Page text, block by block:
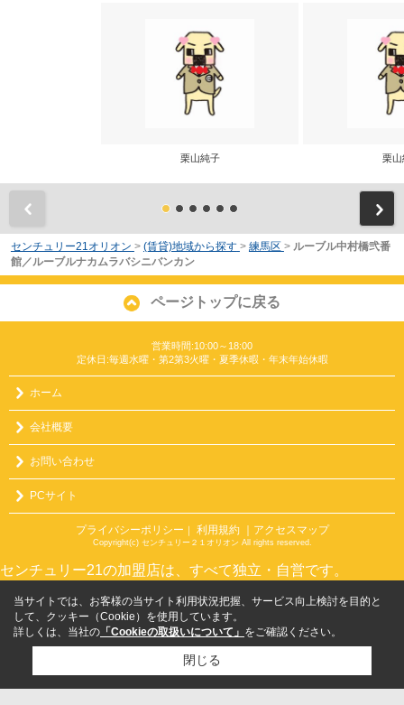
栗山純子 栗山
センチュリー21オリオン > (賃貸)地域から探す > 練馬区 > ルーブル中村橋弐番
館／ルーブルナカムラバシニバンカン
ページトップに戻る
営業時間:10:00～18:00
定休日:毎週水曜・第2第3火曜・夏季休暇・年末年始休暇
ホーム
会社概要
お問い合わせ
PCサイト
プライバシーポリシー 利用規約 ｜アクセスマップ
Copyright(c) センチュリー２１オリオン All rights reserved.
センチュリー21の加盟店は、すべて独立・自営です。
当サイトでは、お客様の当サイト利用状況把握、サービス向上検討を目的と
して、クッキー（Cookie）を使用しています。
詳しくは、当社の 「Cookieの取扱いについて」 をご確認ください。
閉じる